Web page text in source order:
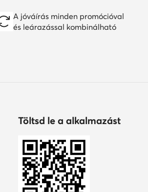
A jóváírás minden promócióval
és leárazással kombinálható
Töltsd le a alkalmazást